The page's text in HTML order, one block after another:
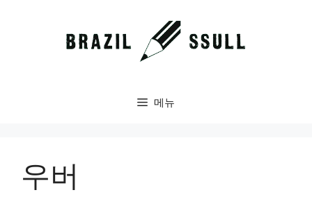
메뉴
우버